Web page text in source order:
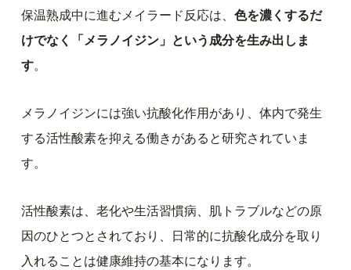
保温熟成中に進むメイラード反応は、色を濃くするだ
けでなく「メラノイジン」という成分を生み出しま
す。
メラノイジンには強い抗酸化作用があり、体内で発生
する活性酸素を抑える働きがあると研究されていま
す。
活性酸素は、老化や生活習慣病、肌トラブルなどの原
因のひとつとされており、日常的に抗酸化成分を取り
入れることは健康維持の基本になります。